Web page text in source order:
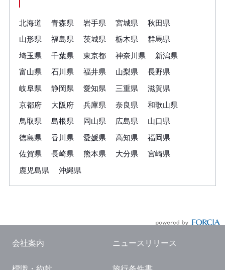
北海道 青森県 岩手県 宮城県
秋田県
山形県
福島県 茨城県 栃木県
群馬県
埼玉県
千葉県 東京都 神奈川県
新潟県
富山県
石川県 福井県 山梨県
長野県
岐阜県
静岡県 愛知県 三重県
滋賀県
京都府
大阪府 兵庫県 奈良県
和歌山県
鳥取県
島根県 岡山県 広島県
山口県
徳島県
香川県 愛媛県 高知県
福岡県
佐賀県
長崎県 熊本県 大分県
宮崎県
鹿児島県
沖縄県
会社案内 ニュースリリース